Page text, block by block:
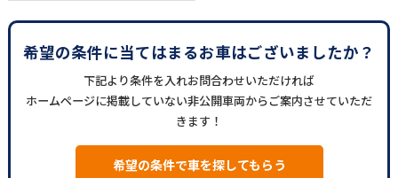
希望の条件に当てはまるお車はございましたか？
下記より条件を入れお問合わせいただければ
ホームページに掲載していない非公開車両からご案内させていただ
きます！
希望の条件で車を探してもらう